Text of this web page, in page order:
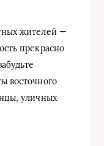
жителей —
прекрасно
восточного
уличных